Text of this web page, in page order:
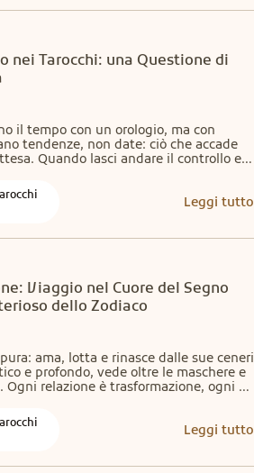
nei Tarocchi: una Questione di
il tempo con un orologio, ma con
tendenze, non date: ciò che accade
Quando lasci andare il controllo e
Leggi tutto
Viaggio nel Cuore del Segno
dello Zodiaco
ama, lotta e rinasce dalle sue ceneri
e profondo, vede oltre le maschere e
relazione è trasformazione, ogni
Leggi tutto